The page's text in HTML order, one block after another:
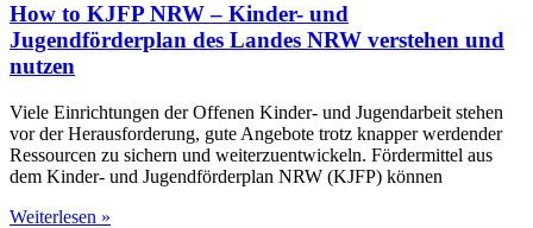
How to KJFP NRW – Kinder- und
Jugendförderplan des Landes NRW verstehen und
nutzen
Viele Einrichtungen der Offenen Kinder- und Jugendarbeit stehen
vor der Herausforderung, gute Angebote trotz knapper werdender
Ressourcen zu sichern und weiterzuentwickeln. Fördermittel aus
dem Kinder- und Jugendförderplan NRW (KJFP) können
Weiterlesen »